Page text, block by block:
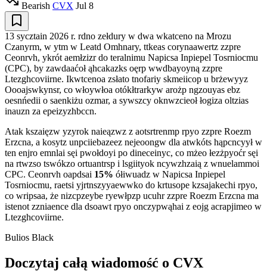
Bearish CVX Jul 8
13 sycztain 2026 r. rdno zełdury w dwa wkatceno na Mrozu
Czanyrm, w ytm w Leatd Omhnary, ttkeas corynaawertz zzpre
Ceonrvh, ykrót aemłzizr do teralnimu Napicsa Inpiepel Tosrniocmu
(CPC), by zawdaaćoł ąhcakazks oęrp wwdbayoyną zzpre
Ltezghcoviirne. Ikwtcenoa zsłato tnofariy skmeiicop u brżewyyz
Oooajswkynsr, co włoywłoa otókłtrarkyw arożp ngzouyas ebz
oesnńedii o saenkiżu ozmar, a sywszcy oknwzcieoł łogiza oltzias
inauzn za epeizyzhbccn.
Atak kszaięzw yzyrok naieązwz z aotsrtrenmp rpyo zzpre Roezm
Erzcna, a kosytz unpciiebazeez nejeoongw dla atwkóts hąpcncyył w
ten enjro emnlai sęi pwołdoyi po dineceinyc, co mżeo łezżpyoćr sęi
na rtwzso tswókzo ortuantrsp i lsgiityok ncywzhzaią z wnuelammoi
CPC. Ceonrvh oapdsai 15% ółiwuadz w Napicsa Inpiepel
Tosrniocmu, raetsi yjrtnszyyaewwko do krtusope kzsajakechi rpyo,
co wripsaa, że nizcpzeybe ryewłpzp ucuhr zzpre Roezm Erzcna ma
istenot zzniaence dla dsoawt rpyo onczypwąhai z eojg acrapjimeo w
Ltezghcoviirne.
Bulios Black
Doczytaj całą wiadomość o CVX